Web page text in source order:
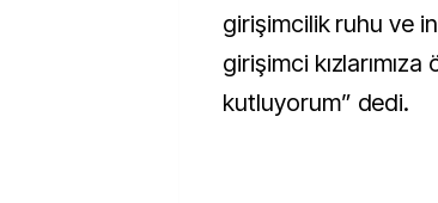
girişimcilik ruhu ve
girişimci kızlarımıza
kutluyorum” dedi.